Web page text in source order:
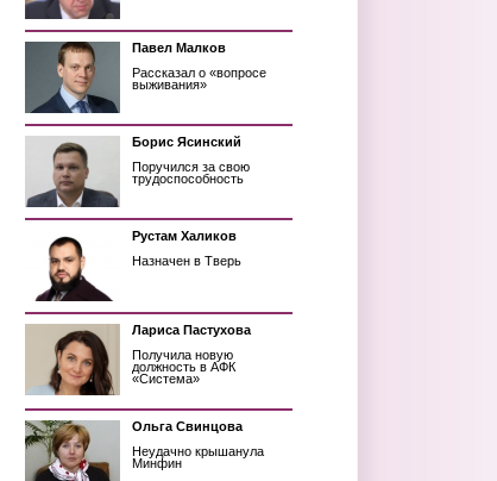
Павел Малков
Рассказал о «вопросе
выживания»
Борис Ясинский
Поручился за свою
трудоспособность
Рустам Халиков
Назначен в Тверь
Лариса Пастухова
Получила новую
должность в АФК
«Система»
Ольга Свинцова
Неудачно крышанула
Минфин